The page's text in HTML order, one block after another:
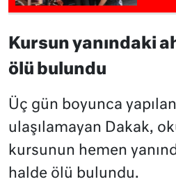
Kursun yanındaki
ölü bulundu
Üç gün boyunca
ulaşılamayan Dakak,
kursunun hemen
halde ölü bulundu.